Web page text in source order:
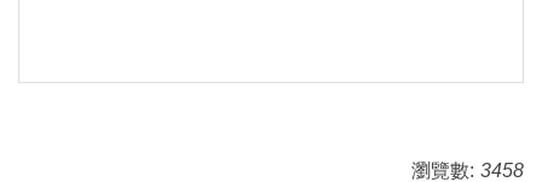
瀏覽數: 3458